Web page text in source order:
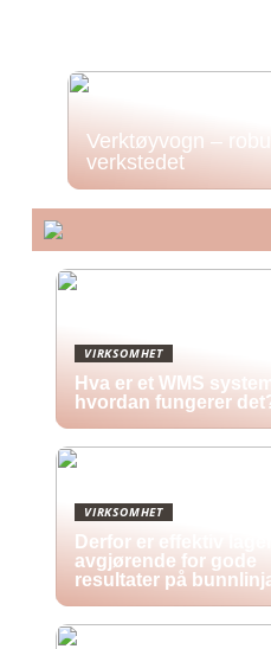
Verktøyvogn –
verkstedet
VIRKSOMHET
Hva er et WMS system
hvordan fungerer
VIRKSOMHET
Derfor er effektiv
avgjørende for gode
resultater på